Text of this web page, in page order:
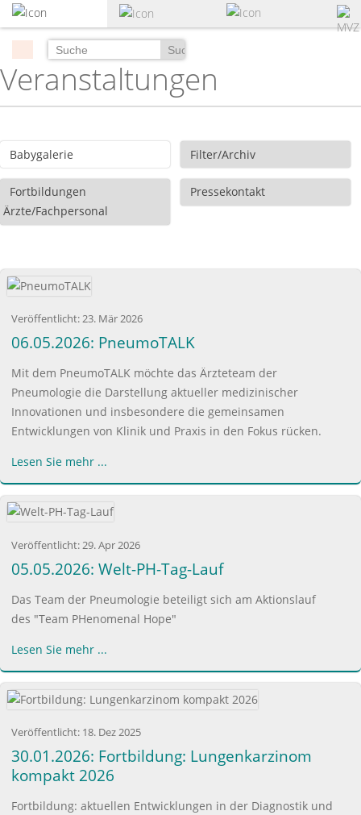
zum
Hauptinhalt
Suchen
Veranstaltungen
Babygalerie Filter/Archiv
Fortbildungen
Ärzte/Fachpersonal
Pressekontakt
Veröffentlicht:23. Mär 2026
06.05.2026: PneumoTALK
Mit dem PneumoTALK möchte das Ärzteteam der
Pneumologie die Darstellung aktueller medizinischer
Innovationen und insbesondere die gemeinsamen
Entwicklungen von Klinik und Praxis in den Fokus rücken.
Lesen Sie mehr ...
Veröffentlicht:29. Apr 2026
05.05.2026: Welt-PH-Tag-Lauf
Das Team der Pneumologie beteiligt sich am Aktionslauf
des "Team PHenomenal Hope"
Lesen Sie mehr ...
Veröffentlicht: 18. Dez 2025
30.01.2026: Fortbildung: Lungenkarzinom
kompakt 2026
Fortbildung: aktuellen Entwicklungen in der Diagnostik und